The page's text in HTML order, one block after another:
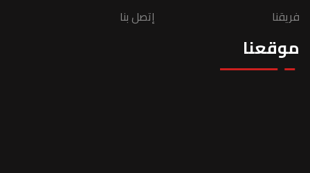
إتصل بنا
فريقنا
موقعنا